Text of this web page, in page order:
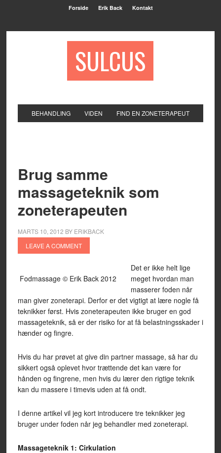
Forside Erik Back Kontakt
SULCUS
BEHANDLING VIDEN FIND EN ZONETERAPEUT
Brug samme
massageteknik som
zoneterapeuten
MARTS 10, 2012 BY ERIKBACK
LEAVE A COMMENT
Fodmassage © Erik Back 2012
Det er ikke helt lige
meget hvordan man
masserer foden når
man giver zoneterapi. Derfor er det vigtigt at lære nogle få
teknikker først. Hvis zoneterapeuten ikke bruger en god
massageteknik, så er der risiko for at få belastningsskader i
hænder og fingre.
Hvis du har prøvet at give din partner massage, så har du
sikkert også oplevet hvor trættende det kan være for
hånden og fingrene, men hvis du lærer den rigtige teknik
kan du massere i timevis uden at få ondt.
I denne artikel vil jeg kort introducere tre teknikker jeg
bruger under foden når jeg behandler med zoneterapi.
Massageteknik 1: Cirkulation